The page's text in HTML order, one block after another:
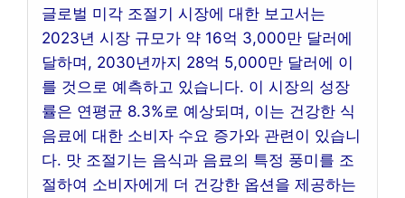
글로벌 미각 조절기 시장에 대한 보고서는
2023년 시장 규모가 약 16억 3,000만 달러에
달하며, 2030년까지 28억 5,000만 달러에 이
를 것으로 예측하고 있습니다. 이 시장의 성장
률은 연평균 8.3%로 예상되며, 이는 건강한 식
음료에 대한 소비자 수요 증가와 관련이 있습니
다. 맛 조절기는 음식과 음료의 특정 풍미를 조
절하여 소비자에게 더 건강한 옵션을 제공하는